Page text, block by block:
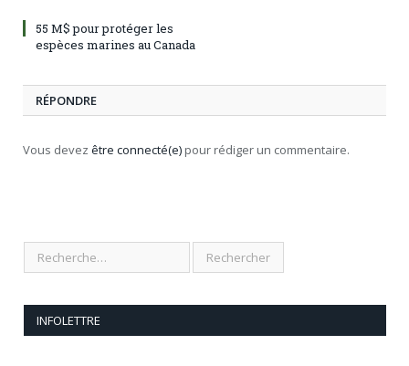
55 M$ pour protéger les
espèces marines au Canada
RÉPONDRE
Vous devez être connecté(e) pour rédiger un commentaire.
INFOLETTRE